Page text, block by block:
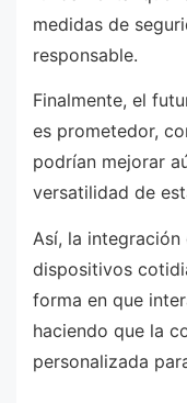
medidas de
responsable.
Finalmente, el
es prometedor,
podrían mejorar
versatilidad de
Así, la
dispositivos
forma en que
haciendo que la
personalizada